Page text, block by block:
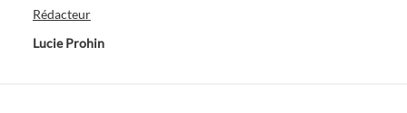
Rédacteur
Lucie Prohin